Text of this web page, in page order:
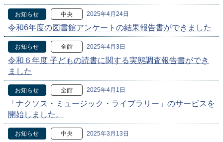
お知らせ 中央 2025年4月24日
令和6年度の図書館アンケートの結果報告書ができました
お知らせ 全館 2025年4月3日
令和６年度 子どもの読書に関する実態調査報告書ができ
ました
お知らせ 全館 2025年4月1日
「ナクソス・ミュージック・ライブラリー」のサービスを
開始しました。
お知らせ 中央 2025年3月13日